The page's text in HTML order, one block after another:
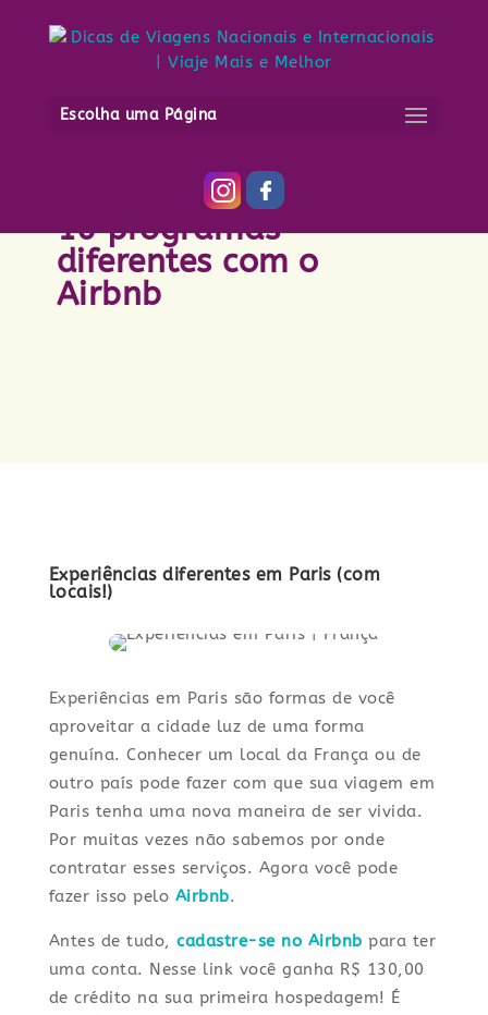
Escolha uma Página
Experiências em Paris:
10 programas
diferentes com o
Airbnb
Experiências diferentes em Paris (com
locais!)
Experiências em Paris são formas de você
aproveitar a cidade luz de uma forma
genuína. Conhecer um local da França ou de
outro país pode fazer com que sua viagem em
Paris tenha uma nova maneira de ser vivida.
Por muitas vezes não sabemos por onde
contratar esses serviços. Agora você pode
fazer isso pelo Airbnb.
Antes de tudo,cadastre-se no Airbnb para ter
uma conta. Nesse link você ganha R$ 130,00
de crédito na sua primeira hospedagem! É